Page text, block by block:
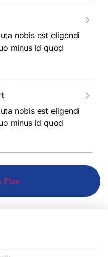
nobis est eligendi
minus id quod
nobis est eligendi
minus id quod
Plan